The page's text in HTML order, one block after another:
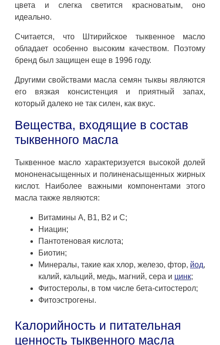
цвета и слегка светится красноватым, оно
идеально.
Считается, что Штирийское тыквенное масло
обладает особенно высоким качеством. Поэтому
бренд был защищен еще в 1996 году.
Другими свойствами масла семян тыквы являются
его вязкая консистенция и приятный запах,
который далеко не так силен, как вкус.
Вещества, входящие в состав
тыквенного масла
Тыквенное масло характеризуется высокой долей
мононенасыщенных и полиненасыщенных жирных
кислот. Наиболее важными компонентами этого
масла также являются:
Витамины А, В1, В2 и С;
Ниацин;
Пантотеновая кислота;
Биотин;
Минералы, такие как хлор, железо, фтор, йод,
калий, кальций, медь, магний, сера и цинк;
Фитостеролы, в том числе бета-ситостерол;
Фитоэстрогены.
Калорийность и питательная
ценность тыквенного масла